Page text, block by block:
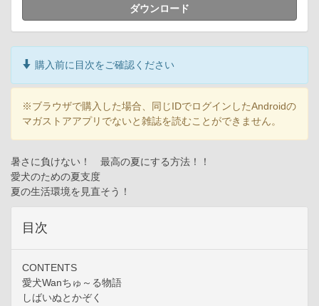
ダウンロード
購入前に目次をご確認ください
※ブラウザで購入した場合、同じIDでログインしたAndroidの
マガストアアプリでないと雑誌を読むことができません。
暑さに負けない！ 最高の夏にする方法！！
愛犬のための夏支度
夏の生活環境を見直そう！
目次
CONTENTS
愛犬Wanちゅ～る物語
しばいぬとかぞく